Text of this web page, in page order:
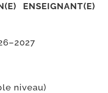
ENSEIGNANT(E)
niveau)